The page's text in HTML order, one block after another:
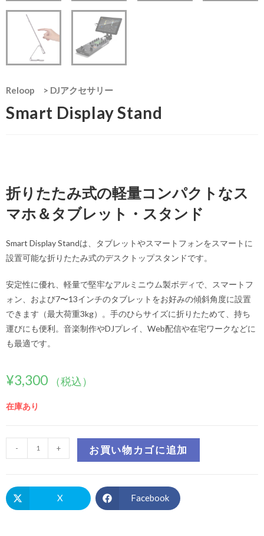
Reloop > DJアクセサリー
Smart Display Stand
折りたたみ式の軽量コンパクトなス
マホ＆タブレット・スタンド
Smart Display Standは、タブレットやスマートフォンをスマートに
設置可能な折りたたみ式のデスクトップスタンドです。
安定性に優れ、軽量で堅牢なアルミニウム製ボディで、スマートフ
ォン、および7〜13インチのタブレットをお好みの傾斜角度に設置
できます（最大荷重3kg）。手のひらサイズに折りたためて、持ち
運びにも便利。音楽制作やDJプレイ、Web配信や在宅ワークなどに
も最適です。
¥3,300 （税込）
在庫あり
- + お買い物カゴに追加
X Facebook